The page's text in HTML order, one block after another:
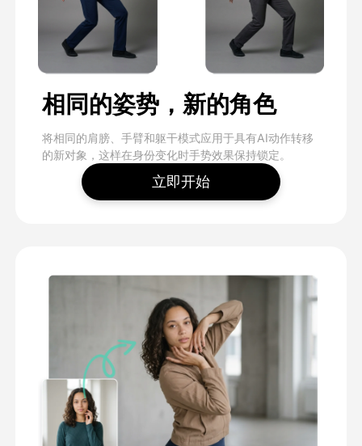
相同的姿势，新的角色
将相同的肩膀、手臂和躯干模式应用于具有AI动作转移
的新对象，这样在身份变化时手势效果保持锁定。
立即开始